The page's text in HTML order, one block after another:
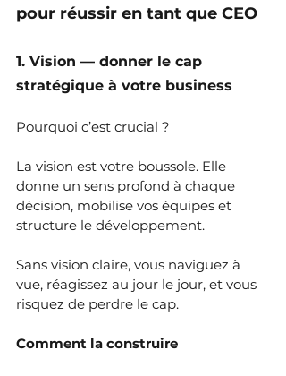
pour réussir en tant que CEO
1. Vision — donner le cap
stratégique à votre business
Pourquoi c’est crucial ?
La vision est votre boussole. Elle
donne un sens profond à chaque
décision, mobilise vos équipes et
structure le développement.
Sans vision claire, vous naviguez à
vue, réagissez au jour le jour, et vous
risquez de perdre le cap.
Comment la construire